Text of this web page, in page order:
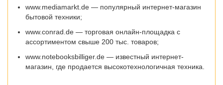
www.mediamarkt.de — популярный интернет-магазин
бытовой техники;
www.conrad.de — торговая онлайн-площадка с
ассортиментом свыше 200 тыс. товаров;
www.notebooksbilliger.de — известный интернет-
магазин, где продается высокотехнологичная техника.